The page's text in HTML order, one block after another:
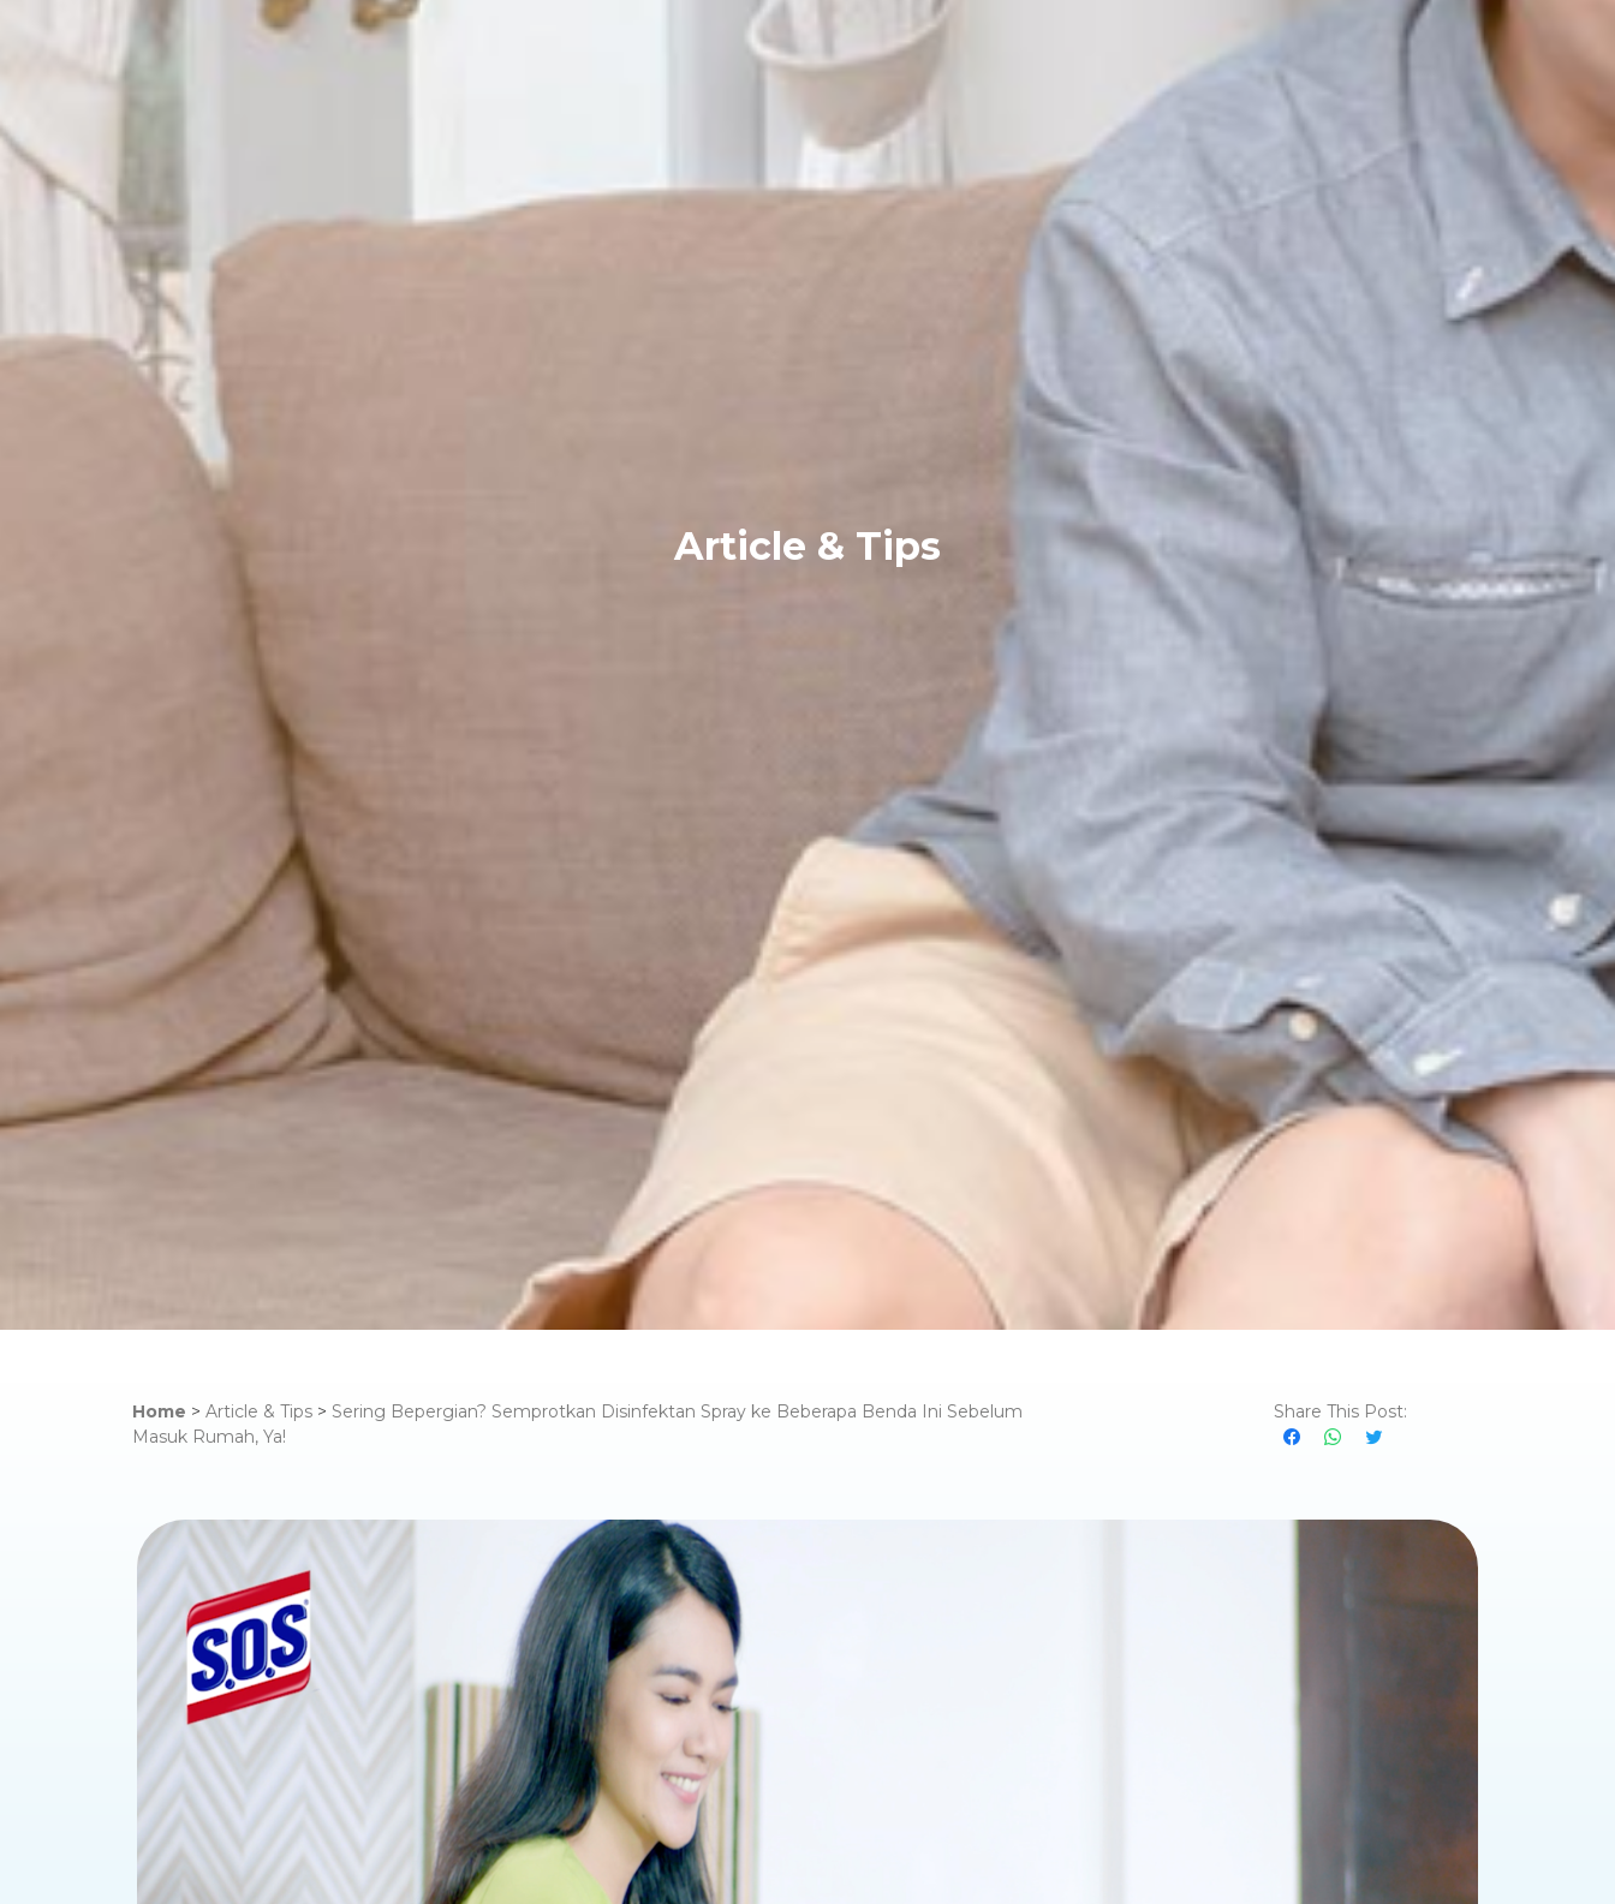
Article & Tips
Home > Article & Tips > Sering Bepergian? Semprotkan Disinfektan Spray ke Beberapa Benda Ini Sebelum
Masuk Rumah, Ya!
Share This Post: